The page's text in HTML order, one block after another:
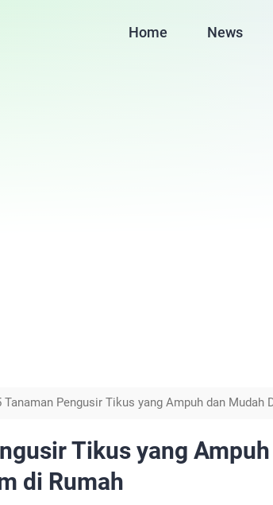
Home News
Tanaman Pengusir Tikus yang Ampuh dan Mudah
Tikus yang
di Rumah